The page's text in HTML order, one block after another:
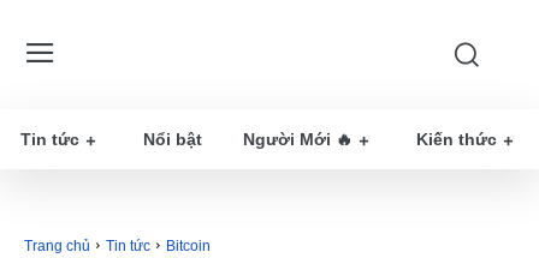
Tin tức Nổi bật Người Mới 🔥 Kiến thức
Trang chủ Tin tức Bitcoin